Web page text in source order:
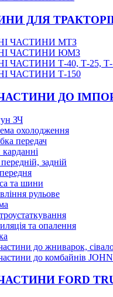
ДЛЯ
ЧАСТИНИ МТЗ
ЧАСТИНИ ЮМЗ
ЧАСТИНИ Т-40, Т-25, Т-
ЧАСТИНИ Т-150
ДО
ЗЧ
охолодження
передач
задній
та шини
рульове
та опалення
до жниварок,
частини до комбайнів
FORD